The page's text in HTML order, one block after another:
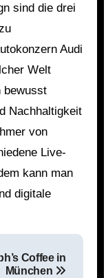
sind die drei
Audi
Welt
bewusst
Nachhaltigkeit
von
Live-
kann man
digitale
Coffee in
München